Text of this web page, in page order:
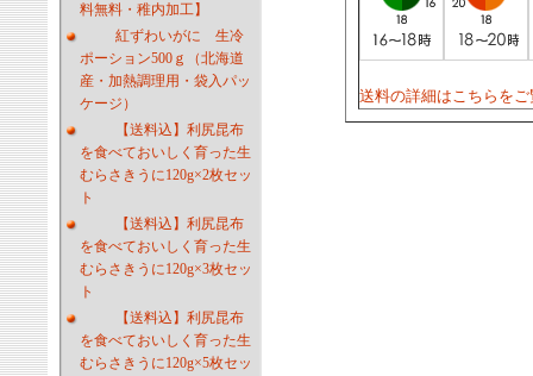
料無料・稚内加工】
紅ずわいがに 生冷
ポーション500ｇ（北海道
産・加熱調理用・袋入パッ
ケージ）
【送料込】利尻昆布
を食べておいしく育った生
むらさきうに120g×2枚セッ
ト
【送料込】利尻昆布
を食べておいしく育った生
むらさきうに120g×3枚セッ
ト
【送料込】利尻昆布
を食べておいしく育った生
むらさきうに120g×5枚セッ
送料の詳細はこちらを